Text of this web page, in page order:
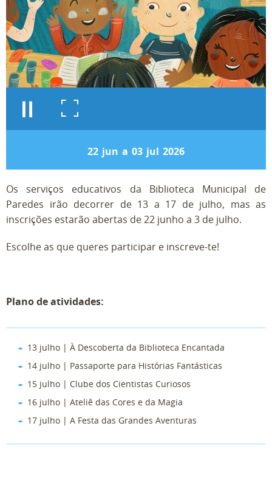
22 jun a 03 jul 2026
Os serviços educativos da Biblioteca Municipal de
Paredes irão decorrer de 13 a 17 de julho, mas as
inscrições estarão abertas de 22 junho a 3 de julho.
Escolhe as que queres participar e inscreve-te!
Plano de atividades:
13 julho | À Descoberta da Biblioteca Encantada
14 julho | Passaporte para Histórias Fantásticas
15 julho | Clube dos Cientistas Curiosos
16 julho | Ateliê das Cores e da Magia
17 julho | A Festa das Grandes Aventuras